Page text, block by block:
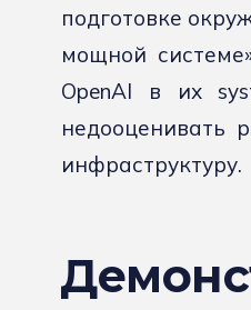
подготовке
мощной
OpenAI в их
недооценивать
инфраструктуру.